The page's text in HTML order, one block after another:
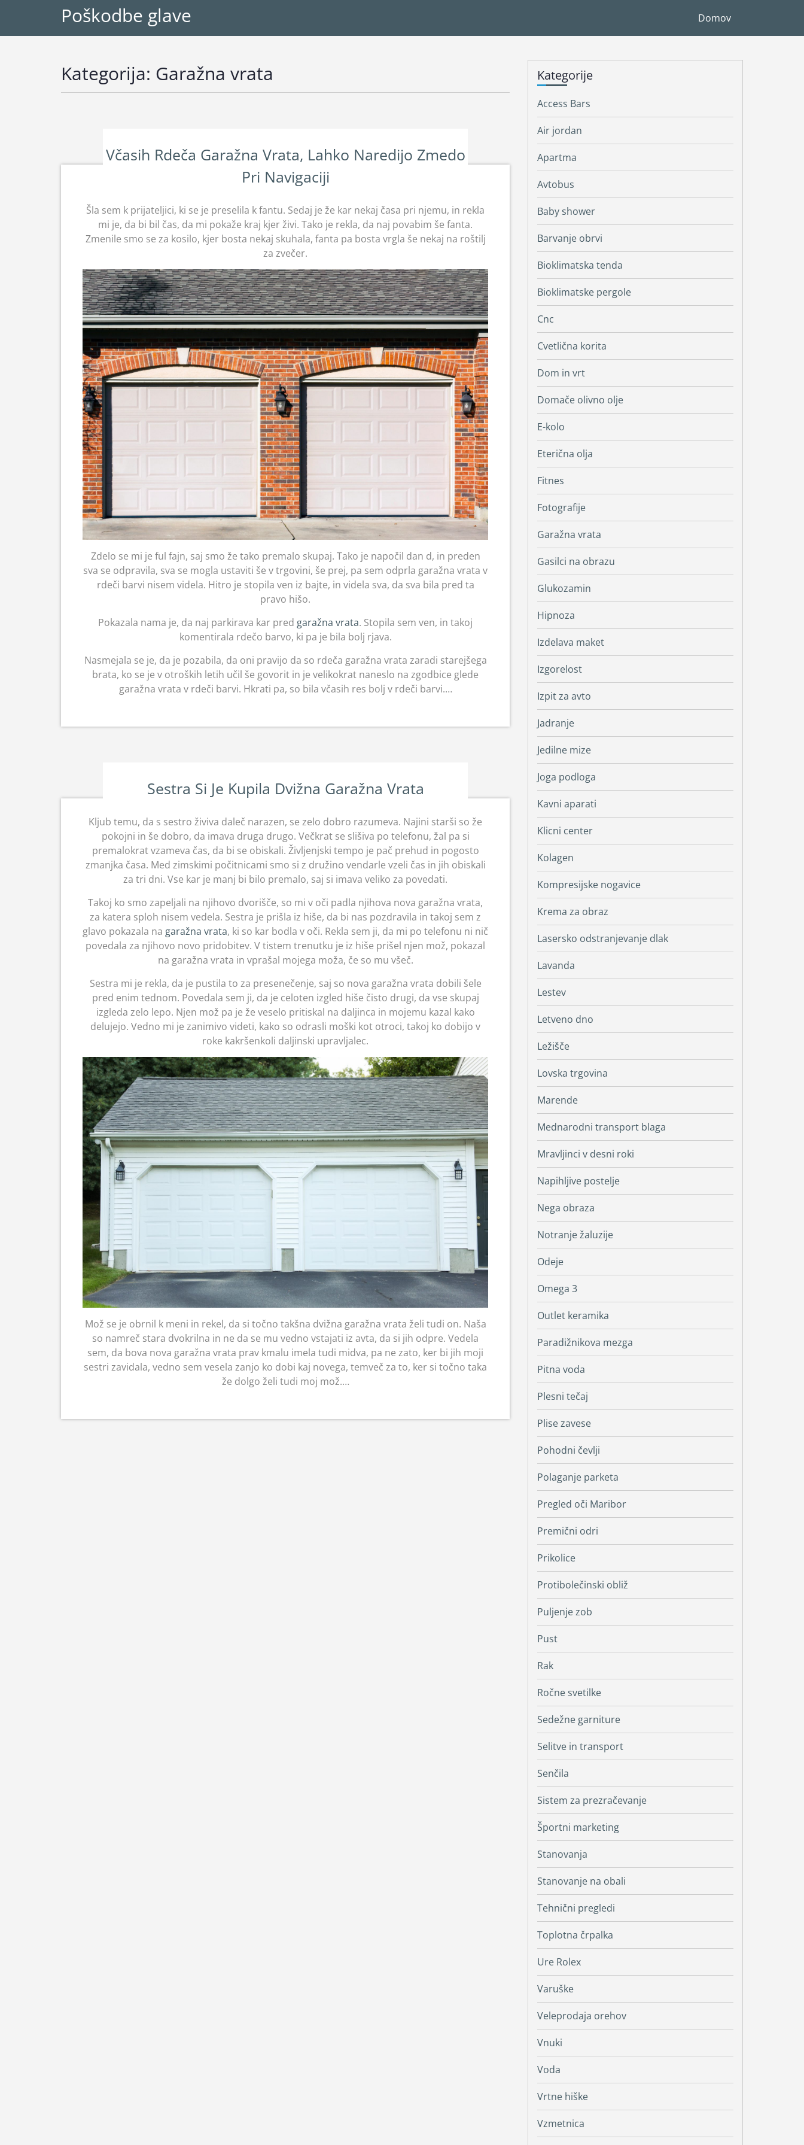
Poškodbe glave Domov
Kategorija: Garažna vrata
Včasih Rdeča Garažna Vrata, Lahko Naredijo Zmedo
Pri Navigaciji
Šla sem k prijateljici, ki se je preselila k fantu. Sedaj je že kar nekaj časa pri njemu, in rekla
mi je, da bi bil čas, da mi pokaže kraj kjer živi. Tako je rekla, da naj povabim še fanta.
Zmenile smo se za kosilo, kjer bosta nekaj skuhala, fanta pa bosta vrgla še nekaj na roštilj
za zvečer.
Zdelo se mi je ful fajn, saj smo že tako premalo skupaj. Tako je napočil dan d, in preden
sva se odpravila, sva se mogla ustaviti še v trgovini, še prej, pa sem odprla garažna vrata v
rdeči barvi nisem videla. Hitro je stopila ven iz bajte, in videla sva, da sva bila pred ta
pravo hišo.
Pokazala nama je, da naj parkirava kar pred garažna vrata. Stopila sem ven, in takoj
komentirala rdečo barvo, ki pa je bila bolj rjava.
Nasmejala se je, da je pozabila, da oni pravijo da so rdeča garažna vrata zaradi starejšega
brata, ko se je v otroških letih učil še govorit in je velikokrat naneslo na zgodbice glede
garažna vrata v rdeči barvi. Hkrati pa, so bila včasih res bolj v rdeči barvi.…
Sestra Si Je Kupila Dvižna Garažna Vrata
Kljub temu, da s sestro živiva daleč narazen, se zelo dobro razumeva. Najini starši so že
pokojni in še dobro, da imava druga drugo. Večkrat se slišiva po telefonu, žal pa si
premalokrat vzameva čas, da bi se obiskali. Življenjski tempo je pač prehud in pogosto
zmanjka časa. Med zimskimi počitnicami smo si z družino vendarle vzeli čas in jih obiskali
za tri dni. Vse kar je manj bi bilo premalo, saj si imava veliko za povedati.
Takoj ko smo zapeljali na njihovo dvorišče, so mi v oči padla njihova nova garažna vrata,
za katera sploh nisem vedela. Sestra je prišla iz hiše, da bi nas pozdravila in takoj sem z
glavo pokazala na garažna vrata, ki so kar bodla v oči. Rekla sem ji, da mi po telefonu ni nič
povedala za njihovo novo pridobitev. V tistem trenutku je iz hiše prišel njen mož, pokazal
na garažna vrata in vprašal mojega moža, če so mu všeč.
Sestra mi je rekla, da je pustila to za presenečenje, saj so nova garažna vrata dobili šele
pred enim tednom. Povedala sem ji, da je celoten izgled hiše čisto drugi, da vse skupaj
izgleda zelo lepo. Njen mož pa je že veselo pritiskal na daljinca in mojemu kazal kako
delujejo. Vedno mi je zanimivo videti, kako so odrasli moški kot otroci, takoj ko dobijo v
roke kakršenkoli daljinski upravljalec.
Mož se je obrnil k meni in rekel, da si točno takšna dvižna garažna vrata želi tudi on. Naša
so namreč stara dvokrilna in ne da se mu vedno vstajati iz avta, da si jih odpre. Vedela
sem, da bova nova garažna vrata prav kmalu imela tudi midva, pa ne zato, ker bi jih moji
sestri zavidala, vedno sem vesela zanjo ko dobi kaj novega, temveč za to, ker si točno taka
že dolgo želi tudi moj mož.…
Kategorije
Access Bars
Air jordan
Apartma
Avtobus
Baby shower
Barvanje obrvi
Bioklimatska tenda
Bioklimatske pergole
Cnc
Cvetlična korita
Dom in vrt
Domače olivno olje
E-kolo
Eterična olja
Fitnes
Fotografije
Garažna vrata
Gasilci na obrazu
Glukozamin
Hipnoza
Izdelava maket
Izgorelost
Izpit za avto
Jadranje
Jedilne mize
Joga podloga
Kavni aparati
Klicni center
Kolagen
Kompresijske nogavice
Krema za obraz
Lasersko odstranjevanje dlak
Lavanda
Lestev
Letveno dno
Ležišče
Lovska trgovina
Marende
Mednarodni transport blaga
Mravljinci v desni roki
Napihljive postelje
Nega obraza
Notranje žaluzije
Odeje
Omega 3
Outlet keramika
Paradižnikova mezga
Pitna voda
Plesni tečaj
Plise zavese
Pohodni čevlji
Polaganje parketa
Pregled oči Maribor
Premični odri
Prikolice
Protibolečinski obliž
Puljenje zob
Pust
Rak
Ročne svetilke
Sedežne garniture
Selitve in transport
Senčila
Sistem za prezračevanje
Športni marketing
Stanovanja
Stanovanje na obali
Tehnični pregledi
Toplotna črpalka
Ure Rolex
Varuške
Veleprodaja orehov
Vnuki
Voda
Vrtne hiške
Vzmetnica